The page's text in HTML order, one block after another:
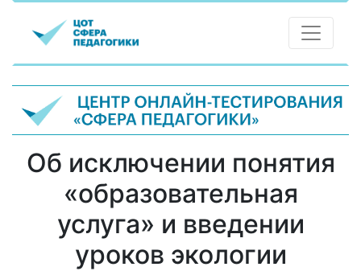
Об исключении понятия
«образовательная
услуга» и введении
уроков экологии